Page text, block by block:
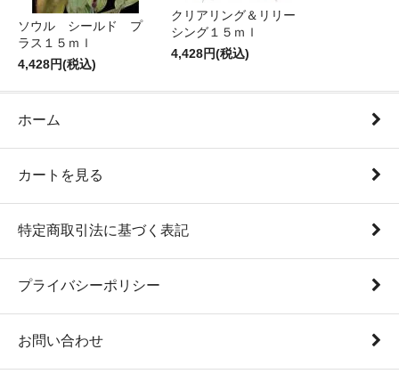
ソウル シールド プ
ラス１５ｍｌ
4,428円(税込)
クリアリング＆リリー
シング１５ｍｌ
4,428円(税込)
ホーム
カートを見る
特定商取引法に基づく表記
プライバシーポリシー
お問い合わせ